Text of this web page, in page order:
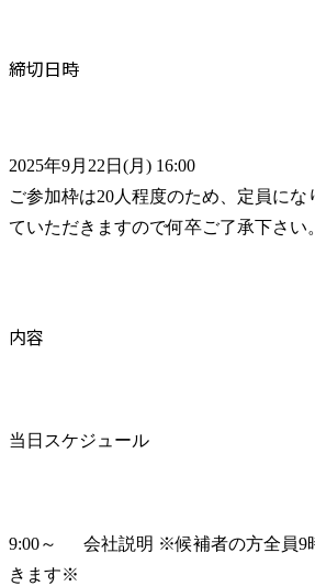
締切日時
2025年9月22日(月) 16:00
ご参加枠は20人程度のため、定員に
ていただきますので何卒ご了承下さい。
内容
当日スケジュール
9:00～　  会社説明 ※候補者の方全員9
きます※